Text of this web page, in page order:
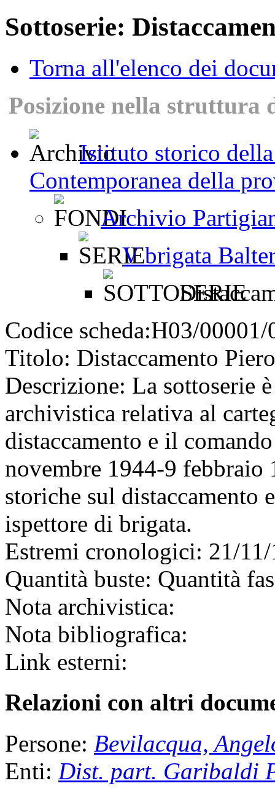
Sottoserie:
Torna all'elenco dei
Posizione nella struttura
Istituto storico
Contemporanea della
Archivio
V brigata
Codice scheda:H03/00001/
Titolo: Distaccamento Piero
Descrizione: La sottoserie
archivistica relativa al
distaccamento e il
novembre 1944-9 febbraio
storiche sul distaccamento
ispettore di brigata.
Estremi cronologici: 21/
Quantità buste: Quantità
Nota archivistica:
Nota bibliografica:
Link esterni:
Relazioni con altri
Persone: Bevilacqua,
Enti: Dist. part. Garibaldi